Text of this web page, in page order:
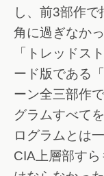
し、前3部作
角に過ぎなか
「トレッドス
ード版である
ーン全三部作
グラムすべて
ログラムとは
CIA上層部す